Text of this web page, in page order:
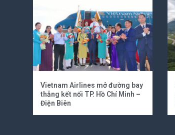
Vietnam Airlines mở đường bay
thẳng kết nối TP. Hồ Chí Minh –
Điện Biên